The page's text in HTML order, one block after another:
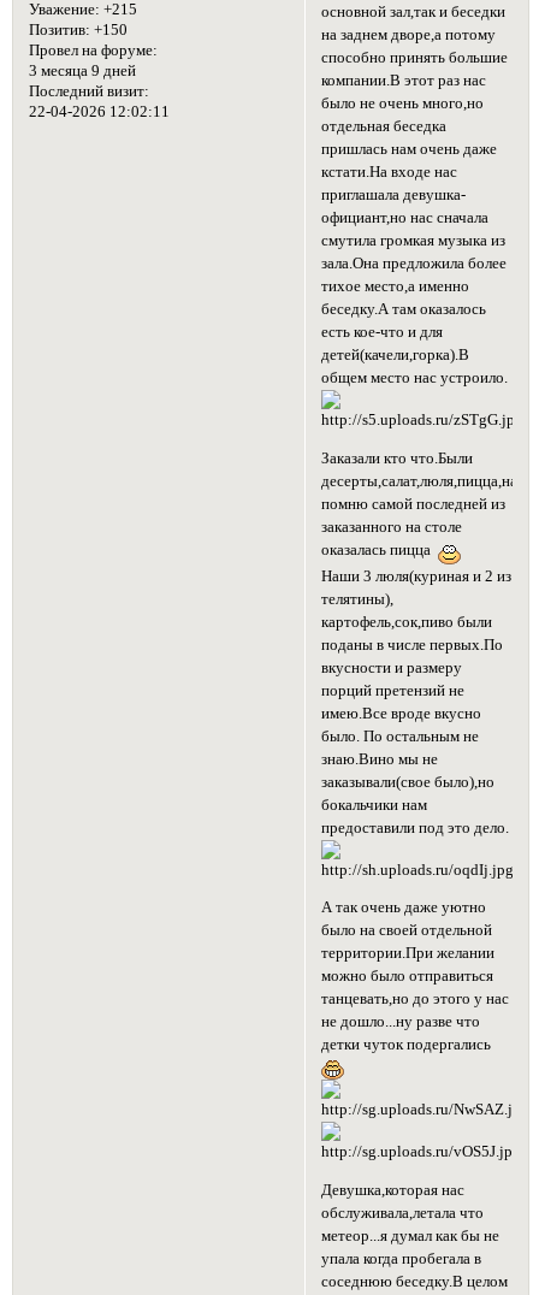
Уважение: +215
Позитив: +150
Провел на форуме:
3 месяца 9 дней
Последний визит:
22-04-2026 12:02:11
основной зал,так и беседки
на заднем дворе,а потому
способно принять большие
компании.В этот раз нас
было не очень много,но
отдельная беседка
пришлась нам очень даже
кстати.На входе нас
приглашала девушка-
официант,но нас сначала
смутила громкая музыка из
зала.Она предложила более
тихое место,а именно
беседку.А там оказалось
есть кое-что и для
детей(качели,горка).В
общем место нас устроило.
Заказали кто что.Были
помню самой последней из
заказанного на столе
оказалась пицца
Наши 3 люля(куриная и 2 из
телятины),
картофель,сок,пиво были
поданы в числе первых.По
вкусности и размеру
порций претензий не
имею.Все вроде вкусно
было. По остальным не
знаю.Вино мы не
заказывали(свое было),но
бокальчики нам
предоставили под это дело.
А так очень даже уютно
было на своей отдельной
территории.При желании
можно было отправиться
танцевать,но до этого у нас
не дошло...ну разве что
детки чуток подергались
Девушка,которая нас
обслуживала,летала что
метеор...я думал как бы не
упала когда пробегала в
соседнюю беседку.В целом